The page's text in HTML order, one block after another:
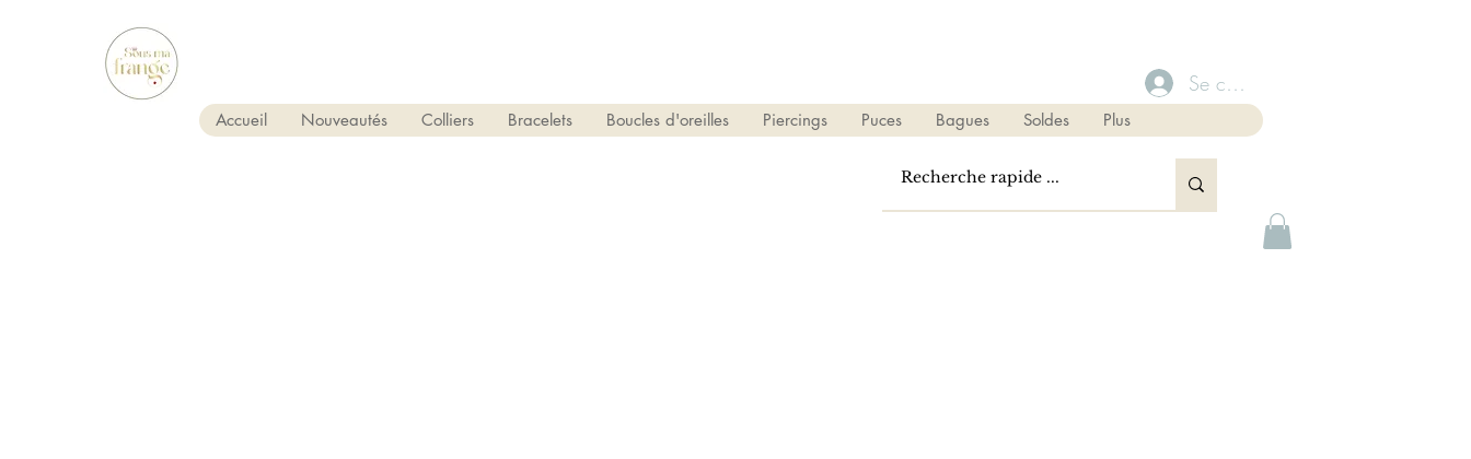
Accueil Nouveautés Colliers Bracelets Boucles d'oreilles Piercings Puces Bagues Soldes Plus
Se connecter